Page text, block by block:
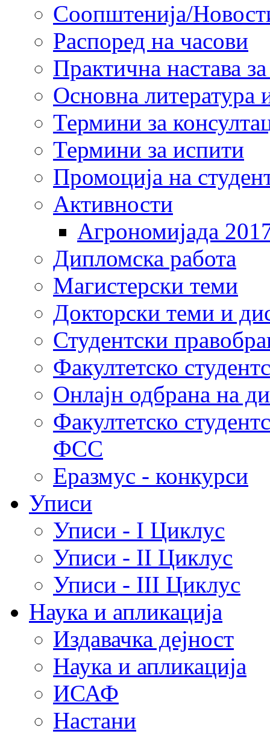
Соопштенија/
Распоред на часови
Практична настава
Основна литература
Термини за
Термини за испити
Промоција на
Активности
Агрономијада
Дипломска работа
Магистерски теми
Докторски теми и
Студентски
Факултетско
Онлајн одбрана на
Факултетско
ФСС
Еразмус - конкурси
Уписи
Уписи - I Циклус
Уписи - II Циклус
Уписи - III Циклус
Наука и апликација
Издавачка дејност
Наука и апликација
ИСАФ
Настани